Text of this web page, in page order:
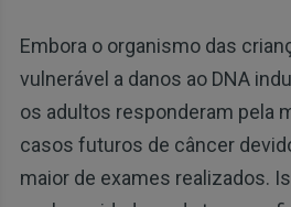
Embora o organismo das
vulnerável a danos ao DNA
os adultos responderam pela
casos futuros de câncer
maior de exames realizados.